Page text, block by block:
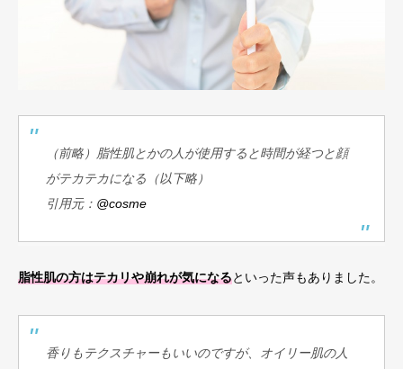
（前略）脂性肌とかの人が使用すると時間が経つと顔
がテカテカになる（以下略）
引用元： @cosme
脂性肌の方はテカリや崩れが気になるといった声もありました。
香りもテクスチャーもいいのですが、オイリー肌の人